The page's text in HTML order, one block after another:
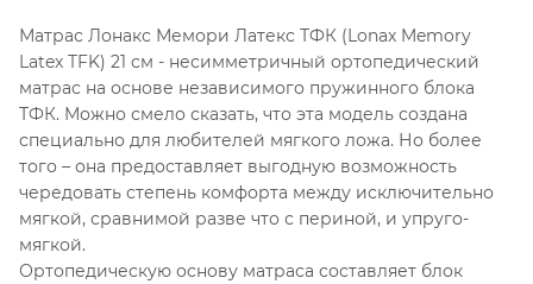
Матрас Лонакс Мемори Латекс ТФК (Lonax Memory
Latex TFK) 21 см - несимметричный ортопедический
матрас на основе независимого пружинного блока
ТФК. Можно смело сказать, что эта модель создана
специально для любителей мягкого ложа. Но более
того – она предоставляет выгодную возможность
чередовать степень комфорта между исключительно
мягкой, сравнимой разве что с периной, и упруго-
мягкой.
Ортопедическую основу матраса составляет блок